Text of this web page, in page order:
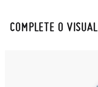
COMPLETE O VISUAL